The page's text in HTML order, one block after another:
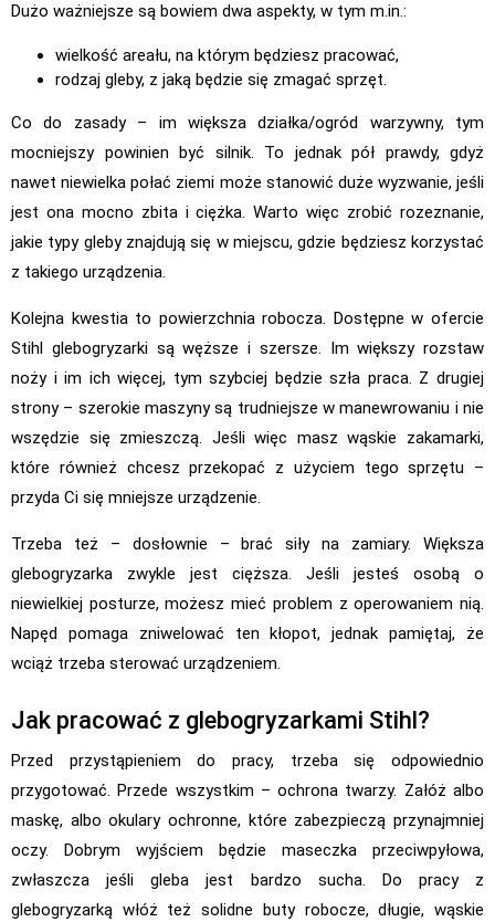
Dużo ważniejsze są bowiem dwa aspekty, w tym m.in.:
wielkość areału, na którym będziesz pracować,
rodzaj gleby, z jaką będzie się zmagać sprzęt.
Co do zasady – im większa działka/ogród warzywny, tym
mocniejszy powinien być silnik. To jednak pół prawdy, gdyż
nawet niewielka połać ziemi może stanowić duże wyzwanie, jeśli
jest ona mocno zbita i ciężka. Warto więc zrobić rozeznanie,
jakie typy gleby znajdują się w miejscu, gdzie będziesz korzystać
z takiego urządzenia.
Kolejna kwestia to powierzchnia robocza. Dostępne w ofercie
Stihl glebogryzarki są węższe i szersze. Im większy rozstaw
noży i im ich więcej, tym szybciej będzie szła praca. Z drugiej
strony – szerokie maszyny są trudniejsze w manewrowaniu i nie
wszędzie się zmieszczą. Jeśli więc masz wąskie zakamarki,
które również chcesz przekopać z użyciem tego sprzętu –
przyda Ci się mniejsze urządzenie.
Trzeba też – dosłownie – brać siły na zamiary. Większa
glebogryzarka zwykle jest cięższa. Jeśli jesteś osobą o
niewielkiej posturze, możesz mieć problem z operowaniem nią.
Napęd pomaga zniwelować ten kłopot, jednak pamiętaj, że
wciąż trzeba sterować urządzeniem.
Jak pracować z glebogryzarkami Stihl?
Przed przystąpieniem do pracy, trzeba się odpowiednio
przygotować. Przede wszystkim – ochrona twarzy. Załóż albo
maskę, albo okulary ochronne, które zabezpieczą przynajmniej
oczy. Dobrym wyjściem będzie maseczka przeciwpyłowa,
zwłaszcza jeśli gleba jest bardzo sucha. Do pracy z
glebogryzarką włóż też solidne buty robocze, długie, wąskie